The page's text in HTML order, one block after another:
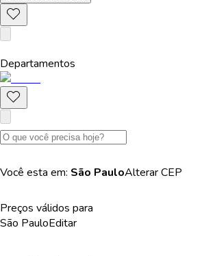
Departamentos
Você esta em: São PauloAlterarCEP
Preços válidos para
São PauloEditar